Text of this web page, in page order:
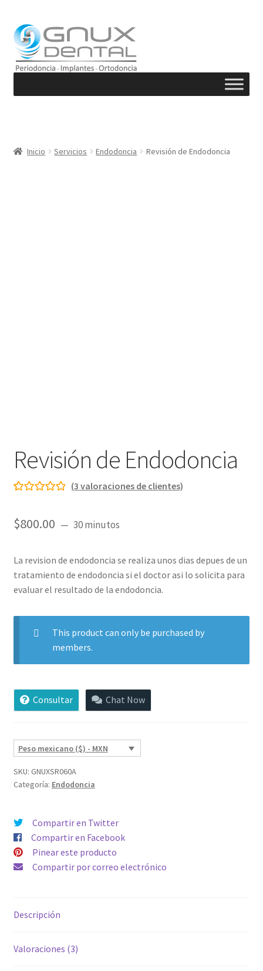
Ir
a
la
navegación
Ir
al
contenido
Inicio Servicios Endodoncia Revisión de Endodoncia
Revisión de Endodoncia
base a
de clientes
(3 valoraciones de clientes)
$800.00 30 minutos
La revision de endodoncia se realiza unos dias depues de un
tratamiento de endodoncia si el doctor asi lo solicita para
evaluar el resultado de la endodoncia.
This product can only be purchased by
members.
Consultar Chat Now
Peso mexicano ($) - MXN
SKU: GNUXSR060A
Categoría: Endodoncia
Compartir en Twitter
Compartir en Facebook
Pinear este producto
Compartir por correo electrónico
Descripción
Valoraciones (3)